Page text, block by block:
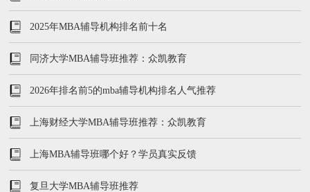
2025年MBA辅导机构排名前十名
同济大学MBA辅导班推荐：众凯教育
2026年排名前5的mba辅导机构排名人气推荐
上海财经大学MBA辅导班推荐：众凯教育
上海MBA辅导班哪个好？学员真实反馈
复旦大学MBA辅导班推荐